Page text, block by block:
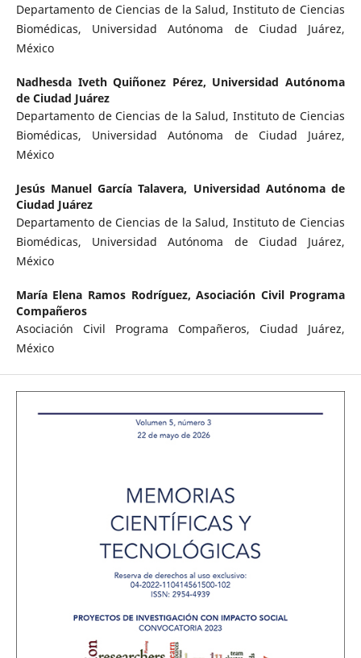
Departamento de Ciencias de la Salud, Instituto de Ciencias
Biomédicas, Universidad Autónoma de Ciudad Juárez,
México
Nadhesda Iveth Quiñonez Pérez, Universidad Autónoma
de Ciudad Juárez
Departamento de Ciencias de la Salud, Instituto de Ciencias
Biomédicas, Universidad Autónoma de Ciudad Juárez,
México
Jesús Manuel García Talavera, Universidad Autónoma de
Ciudad Juárez
Departamento de Ciencias de la Salud, Instituto de Ciencias
Biomédicas, Universidad Autónoma de Ciudad Juárez,
México
María Elena Ramos Rodríguez,Asociación Civil Programa
Compañeros
Asociación Civil Programa Compañeros, Ciudad Juárez,
México